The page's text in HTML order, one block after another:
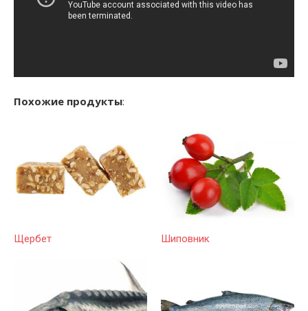
Похожие продукты:
Щербет Шиповник